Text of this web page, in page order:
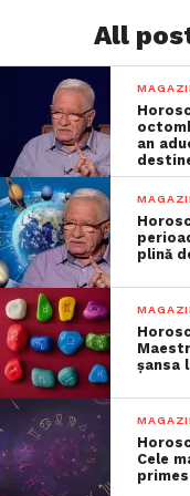
All
an
plină
șansa
Cele